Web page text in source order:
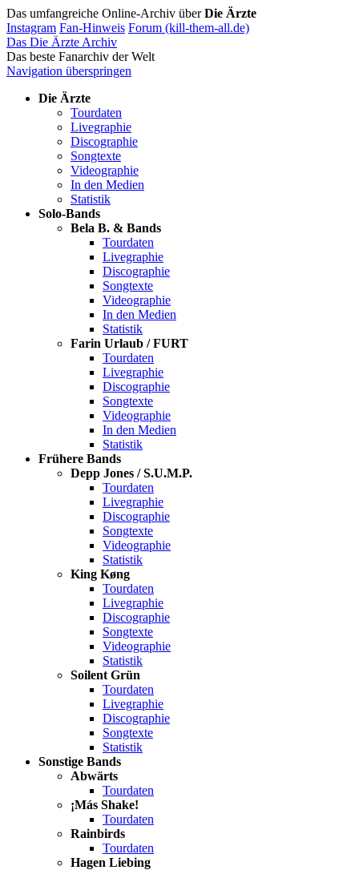
Das umfangreiche Online-Archiv überDie Ärzte
Instagram Fan-Hinweis Forum (kill-them-all.de)
Das Die Ärzte Archiv
Das beste Fanarchiv der Welt
Navigation überspringen
Die Ärzte
Tourdaten
Livegraphie
Discographie
Songtexte
Videographie
In den Medien
Statistik
Solo-Bands
Bela B. & Bands
Tourdaten
Livegraphie
Discographie
Songtexte
Videographie
In den Medien
Statistik
Farin Urlaub / FURT
Tourdaten
Livegraphie
Discographie
Songtexte
Videographie
In den Medien
Statistik
Frühere Bands
Depp Jones / S.U.M.P.
Tourdaten
Livegraphie
Discographie
Songtexte
Videographie
Statistik
King Køng
Tourdaten
Livegraphie
Discographie
Songtexte
Videographie
Statistik
Soilent Grün
Tourdaten
Livegraphie
Discographie
Songtexte
Statistik
Sonstige Bands
Abwärts
Tourdaten
¡Más Shake!
Tourdaten
Rainbirds
Tourdaten
Hagen Liebing